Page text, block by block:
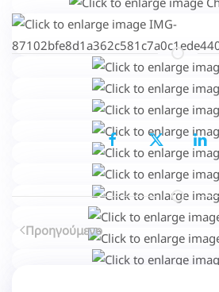
Επιλέγοντας κάποιο από τα κοινωνικά
Προηγούμενο